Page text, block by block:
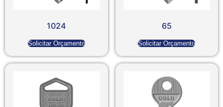
1024
Solicitar Orçamento
65
Solicitar Orçamento